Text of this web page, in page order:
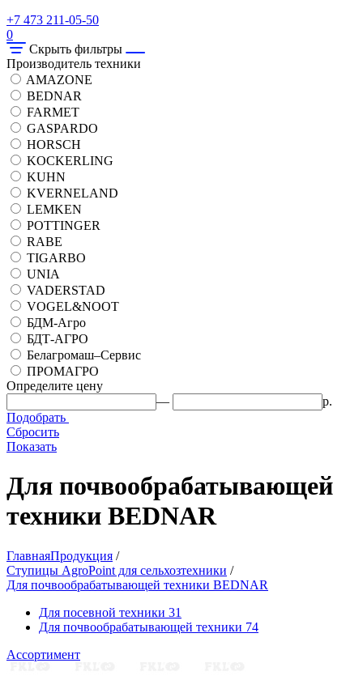
+7 473 211-05-50
0
Скрыть фильтры
Производитель техники
AMAZONE
BEDNAR
FARMET
GASPARDO
HORSCH
KOCKERLING
KUHN
KVERNELAND
LEMKEN
POTTINGER
RABE
TIGARBO
UNIA
VADERSTAD
VOGEL&NOOT
БДМ-Агро
БДТ-АГРО
Белагромаш–Сервис
ПРОМАГРО
Определите цену
—
р.
Подобрать
Сбросить
Показать
Для почвообрабатывающей
техники BEDNAR
ГлавнаяПродукция /
Ступицы AgroPoint для сельхозтехники /
Для почвообрабатывающей техники BEDNAR
Для посевной техники 31
Для почвообрабатывающей техники 74
Ассортимент